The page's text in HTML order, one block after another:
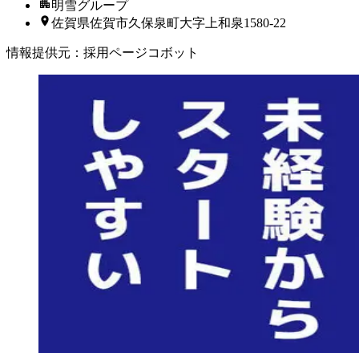
明雪グループ
佐賀県佐賀市久保泉町大字上和泉1580-22
情報提供元 ： 採用ページコボット